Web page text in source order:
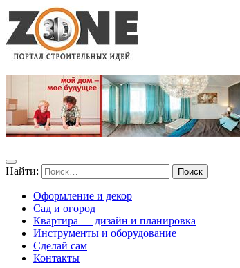
Найти:
Оформление и декор
Сад и огород
Квартира — дизайн и планировка
Инструменты и оборудование
Сделай сам
Контакты